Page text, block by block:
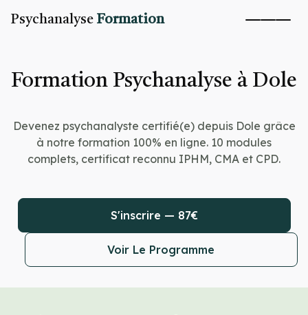
Psychanalyse Formation
Formation Psychanalyse à Dole
Devenez psychanalyste certifié(e) depuis Dole grâce
à notre formation 100% en ligne. 10 modules
complets, certificat reconnu IPHM, CMA et CPD.
S'inscrire — 87€
Voir Le Programme